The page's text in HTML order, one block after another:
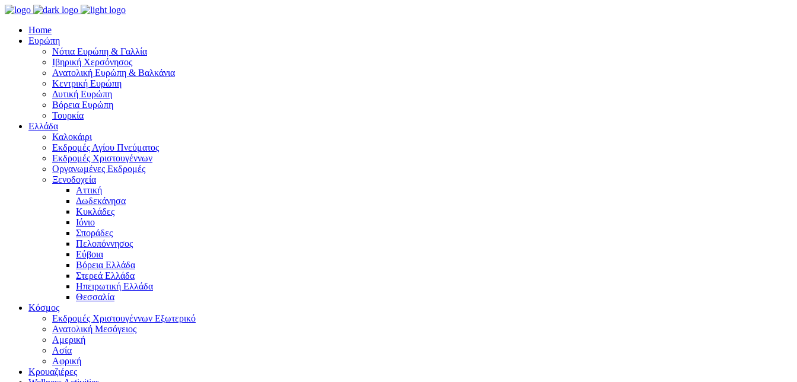
Home
Ευρώπη
Νότια Ευρώπη & Γαλλία
Ιβηρική Χερσόνησος
Ανατολική Ευρώπη & Βαλκάνια
Κεντρική Ευρώπη
Δυτική Ευρώπη
Βόρεια Ευρώπη
Τουρκία
Ελλάδα
Καλοκάιρι
Εκδρομές Αγίου Πνεύματος
Εκδρομές Χριστουγέννων
Οργανωμένες Εκδρομές
Ξενοδοχεία
Αττική
Δωδεκάνησα
Κυκλάδες
Ιόνιο
Σποράδες
Πελοπόννησος
Εύβοια
Βόρεια Ελλάδα
Στερεά Ελλάδα
Ηπειρωτική Ελλάδα
Θεσσαλία
Κόσμος
Εκδρομές Χριστουγέννων Εξωτερικό
Ανατολική Μεσόγειος
Αμερική
Ασία
Αφρική
Κρουαζιέρες